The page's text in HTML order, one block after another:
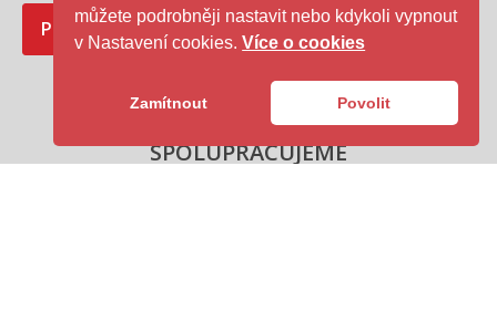
Přihlásit se k odběru
SPOLUPRACUJEME
můžete podrobněji nastavit nebo kdykoli vypnout
v Nastavení cookies.Více o cookies
Zamítnout Povolit